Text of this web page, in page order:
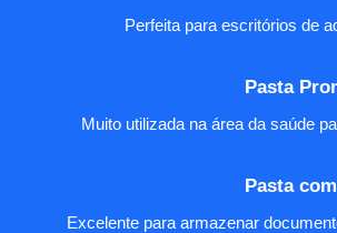
Perfeita para escritórios de
Pasta
Muito utilizada na área da saúde
Pasta
Excelente para armazenar